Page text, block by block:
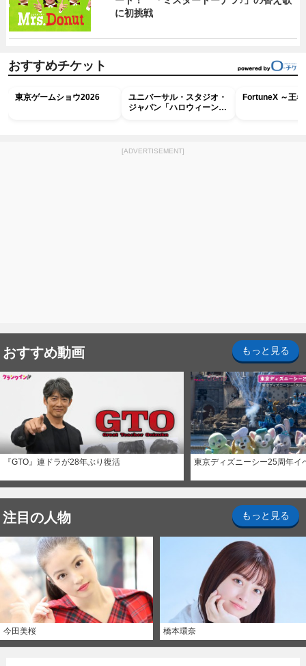
に初挑戦
おすすめチケット
東京ゲームショウ2026
ユニバーサル・スタジオ・
ジャパン「ハロウィーン・
FortuneX ～王
[ADVERTISEMENT]
おすすめ動画 もっと見る
『GTO』連ドラが28年ぶり復活 東京ディズニーシー25周年イ
注目の人物 もっと見る
今田美桜 橋本環奈